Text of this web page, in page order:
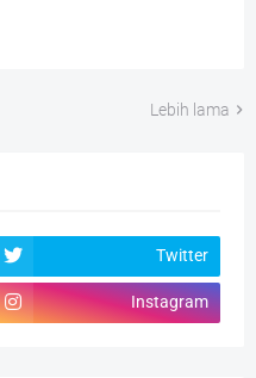
Lebih lama
Twitter
Instagram